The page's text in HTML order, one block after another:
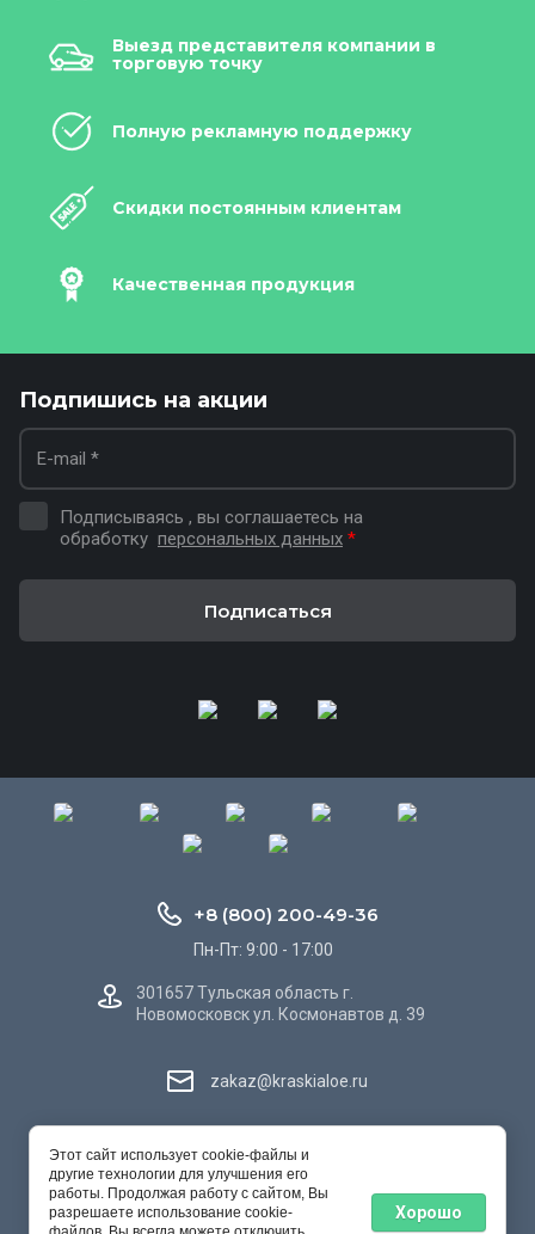
Выезд представителя компании в
торговую точку
Полную рекламную поддержку
Скидки постоянным клиентам
Качественная продукция
Подпишись на акции
Подписываясь , вы соглашаетесь на
обработку персональных данных *
Подписаться
© 2022 - 2026
+8 (800) 200-49-36
Пн-Пт: 9:00 - 17:00
301657 Тульская область г.
Новомосковск ул. Космонавтов д. 39
zakaz@kraskialoe.ru
Этот сайт использует cookie-файлы и
другие технологии для улучшения его
работы. Продолжая работу с сайтом, Вы
разрешаете использование cookie-
Хорошо